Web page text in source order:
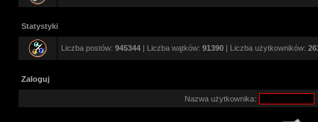
Statystyki
Liczba postów: 945344 | Liczba wątków: 91390 | Liczba użytkowników:
Zaloguj
Nazwa użytkownika: